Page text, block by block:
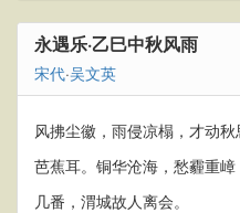
永遇乐·乙巳中秋风雨
宋代·吴文英
风拂尘徽，雨侵凉榻，才动
芭蕉耳。铜华沧海，愁霾重
几番，渭城故人离会。